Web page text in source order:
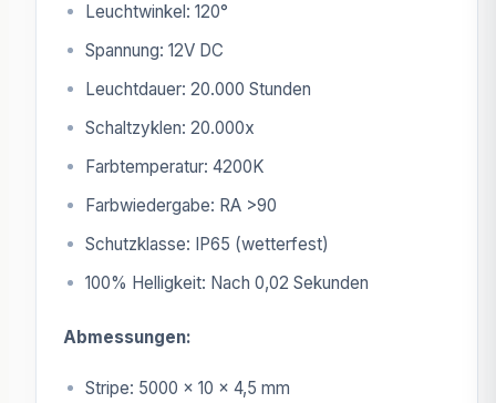
Leuchtwinkel: 120°
Spannung: 12V DC
Leuchtdauer: 20.000 Stunden
Schaltzyklen: 20.000x
Farbtemperatur: 4200K
Farbwiedergabe: RA >90
Schutzklasse: IP65 (wetterfest)
100% Helligkeit: Nach 0,02 Sekunden
Abmessungen:
Stripe: 5000 x 10 x 4,5 mm